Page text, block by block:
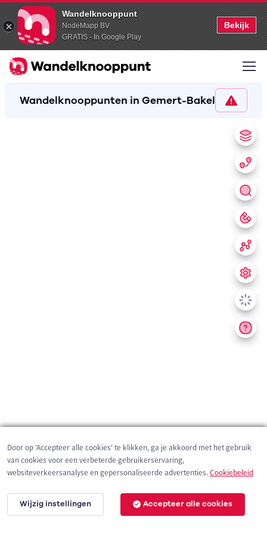
Wandelknooppunt
NodeMapp BV
GRATIS - In Google Play
Bekijk
Wandelknooppunten in Gemert-Bakel
3 km
Door op 'Accepteer alle cookies' te klikken, ga je akkoord met het gebruik
van cookies voor een verbeterde gebruikerservaring,
websiteverkeersanalyse en gepersonaliseerde advertenties.Cookiebeleid
Wijzig instellingen Accepteer alle cookies